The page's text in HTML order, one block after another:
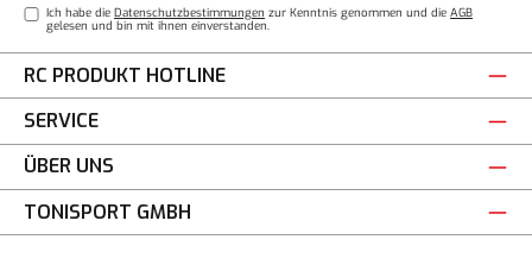
Ich habe dieDatenschutzbestimmungen zur Kenntnis genommen und dieAGB
gelesen und bin mit ihnen einverstanden.
RC PRODUKT HOTLINE
SERVICE
ÜBER UNS
TONISPORT GMBH